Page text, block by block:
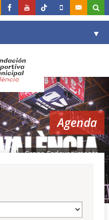
▼
▼
▼
▼
Agenda
Grans Esdeveniments